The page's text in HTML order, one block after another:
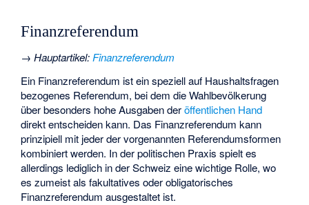
Finanzreferendum
→Hauptartikel: Finanzreferendum
Ein Finanzreferendum ist ein speziell auf Haushaltsfragen
bezogenes Referendum, bei dem die Wahlbevölkerung
über besonders hohe Ausgaben deröffentlichen Hand
direkt entscheiden kann. Das Finanzreferendum kann
prinzipiell mit jeder der vorgenannten Referendumsformen
kombiniert werden. In der politischen Praxis spielt es
allerdings lediglich in der Schweiz eine wichtige Rolle, wo
es zumeist als fakultatives oder obligatorisches
Finanzreferendum ausgestaltet ist.